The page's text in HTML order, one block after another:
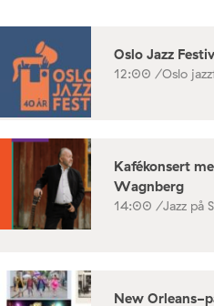
Oslo Jazz
12:00 /Oslo
Kafékonsert
Wagnberg
14:00 /Jazz på
New Orleans-